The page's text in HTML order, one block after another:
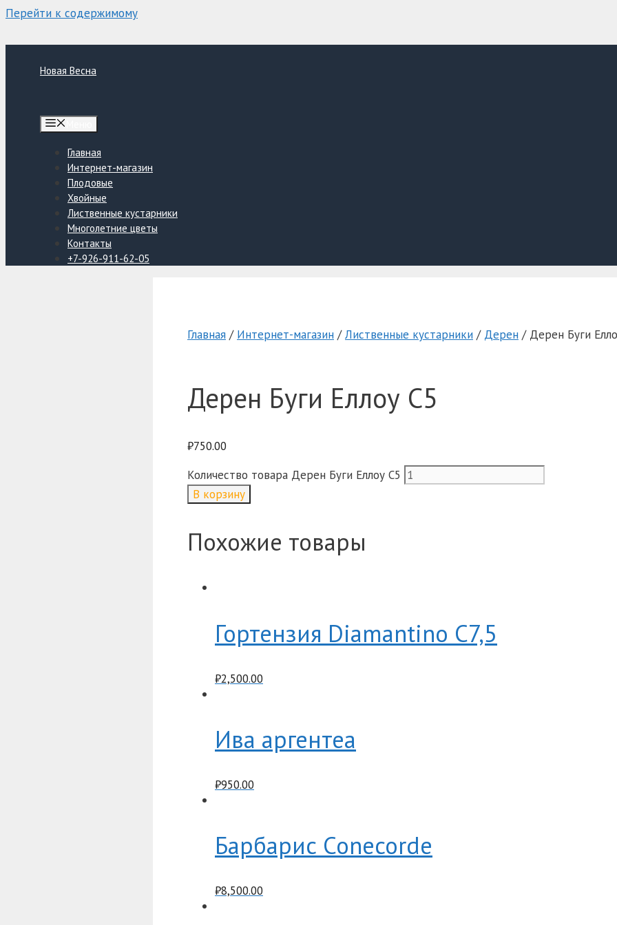
Перейти к содержимому
Новая Весна
Главная
Интернет-магазин
Плодовые
Хвойные
Лиственные кустарники
Многолетние цветы
Контакты
+7-926-911-62-05
Главная / Интернет-магазин /Лиственные кустарники / Дерен / Дерен Буги
Дерен Буги Еллоу C5
₽750.00
Количество товара Дерен Буги Еллоу C5
В корзину
Похожие товары
Гортензия Diamantino C7,5
₽2,500.00
Ива аргентеа
₽950.00
Барбарис Conecorde
₽8,500.00